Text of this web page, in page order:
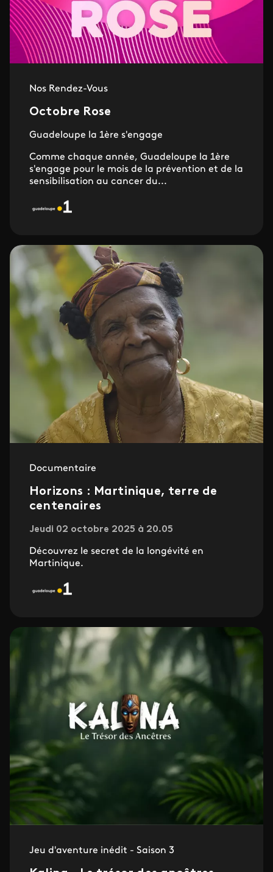
Nos Rendez-Vous
Octobre Rose
Guadeloupe la 1ère s'engage
Comme chaque année, Guadeloupe la 1ère
s'engage pour le mois de la prévention et de la
sensibilisation au cancer du...
Documentaire
Horizons : Martinique, terre de
centenaires
Jeudi 02 octobre 2025 à 20.05
Découvrez le secret de la longévité en
Martinique.
Jeu d'aventure inédit - Saison 3